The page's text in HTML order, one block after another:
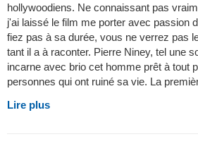
hollywoodiens. Ne connaissant pas
j'ai laissé le film me porter avec passion
fiez pas à sa durée, vous ne verrez pas
tant il a à raconter. Pierre Niney, tel une
incarne avec brio cet homme prêt à tout
personnes qui ont ruiné sa vie. La
Lire plus